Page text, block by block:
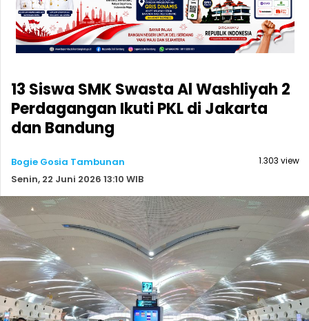
13 Siswa SMK Swasta Al Washliyah 2
Perdagangan Ikuti PKL di Jakarta
dan Bandung
Bogie Gosia Tambunan
Senin, 22 Juni 2026 13:10 WIB
1.303 view